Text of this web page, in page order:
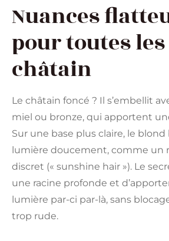
Nuances
pour toutes les
châtain
Le châtain foncé ? Il s’embellit
miel ou bronze, qui apportent
Sur une base plus claire, le blond
lumière doucement, comme un
discret (« sunshine hair »). Le
une racine profonde et
lumière par-ci par-là, sans
trop rude.